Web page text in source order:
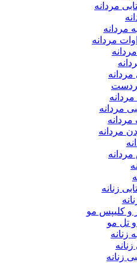
مردانه
مردانه
مردانه
مردانه
مردانه
مردانه
زنانه
و کلیپس مو
تل مو
زنانه
زنانه